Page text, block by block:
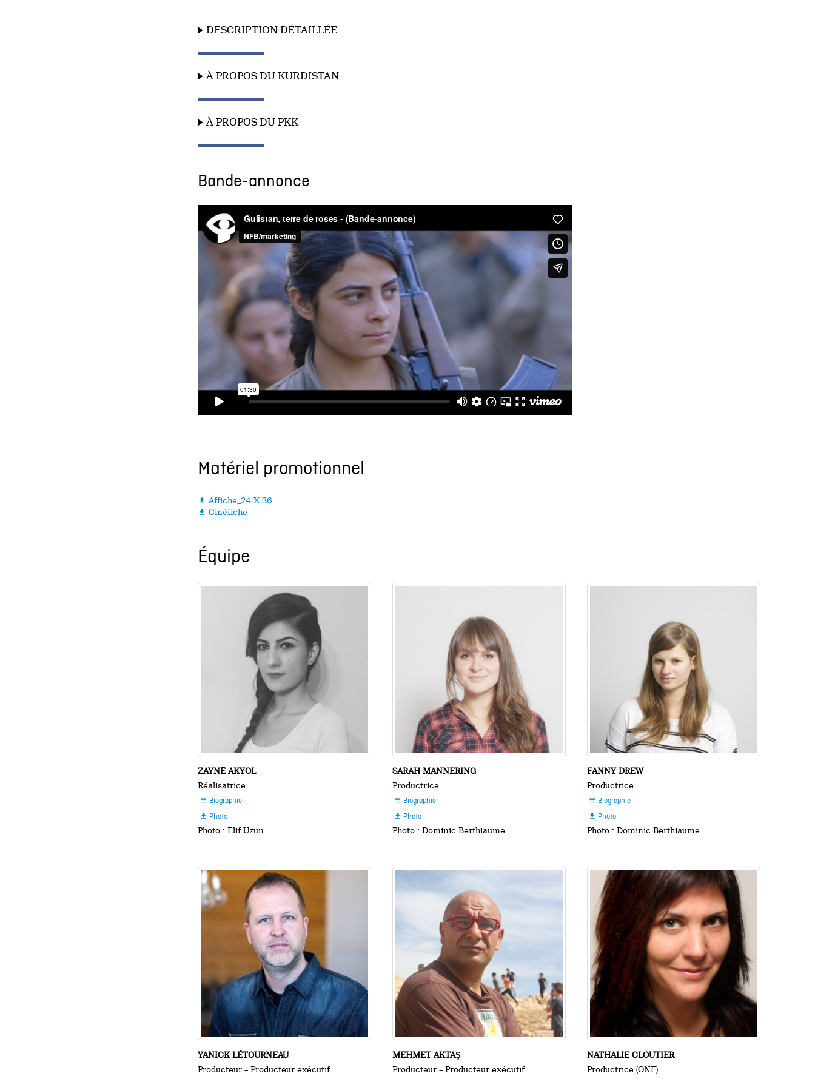
DESCRIPTION DÉTAILLÉE
À PROPOS DU KURDISTAN
À PROPOS DU PKK
Bande-annonce
Matériel promotionnel
 Affiche_24 X 36
 Cinéfiche
Équipe
ZAYNÊ AKYOL
Réalisatrice
 Biographie
 Photo
Photo : Elif Uzun
SARAH MANNERING
Productrice
 Biographie
 Photo
Photo : Dominic Berthiaume
FANNY DREW
Productrice
 Biographie
 Photo
Photo : Dominic Berthiaume
YANICK LÉTOURNEAU
Producteur – Producteur exécutif
MEHMET AKTAŞ
Producteur – Producteur exécutif
NATHALIE CLOUTIER
Productrice (ONF)